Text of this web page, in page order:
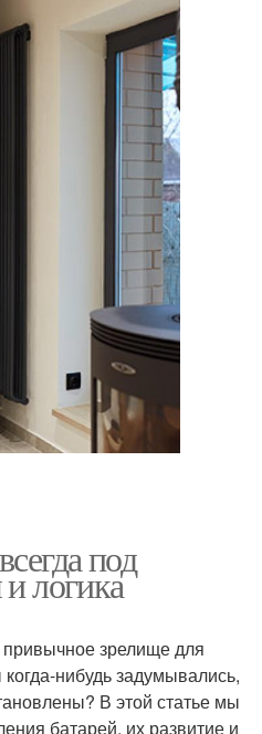
под
логика
зрелище для
нибудь задумывались,
В этой статье мы
батарей, их развитие и